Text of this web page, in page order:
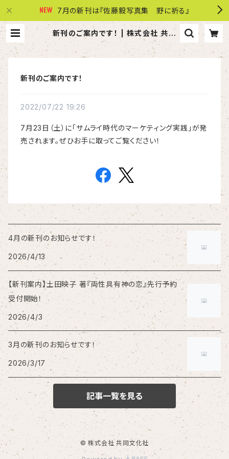
7月の新刊は『佐藤毅写真集 野に祈る』
新刊のご案内です！ | 株式会社 共同
文化社
新刊のご案内です！
2022/07/22 19:26
7月23日（土）に「サムライ時代のマーケティング実践」が発
売されます。ぜひお手に取ってご覧ください！
4月の新刊のお知らせです！
2026/4/13
【新刊案内】土田映子 著『両性具有神の恋』先行予約
受付開始！
2026/4/3
3月の新刊のお知らせです！
2026/3/17
記事一覧を見る
© 株式会社 共同文化社